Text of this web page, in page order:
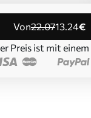
von22.0713.24€
Preis ist mit einem